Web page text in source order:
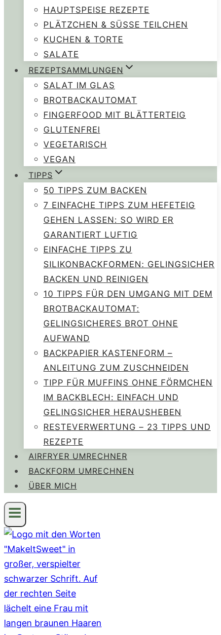
HAUPTSPEISE REZEPTE
PLÄTZCHEN & SÜSSE TEILCHEN
KUCHEN & TORTE
SALATE
REZEPTSAMMLUNGEN
SALAT IM GLAS
BROTBACKAUTOMAT
FINGERFOOD MIT BLÄTTERTEIG
GLUTENFREI
VEGETARISCH
VEGAN
TIPPS
50 TIPPS ZUM BACKEN
7 EINFACHE TIPPS ZUM HEFETEIG
GEHEN LASSEN: SO WIRD ER
GARANTIERT LUFTIG
EINFACHE TIPPS ZU
SILIKONBACKFORMEN: GELINGSICHER
BACKEN UND REINIGEN
10 TIPPS FÜR DEN UMGANG MIT DEM
BROTBACKAUTOMAT:
GELINGSICHERES BROT OHNE
AUFWAND
BACKPAPIER KASTENFORM –
ANLEITUNG ZUM ZUSCHNEIDEN
TIPP FÜR MUFFINS OHNE FÖRMCHEN
IM BACKBLECH: EINFACH UND
GELINGSICHER HERAUSHEBEN
RESTEVERWERTUNG – 23 TIPPS UND
REZEPTE
AIRFRYER UMRECHNER
BACKFORM UMRECHNEN
ÜBER MICH